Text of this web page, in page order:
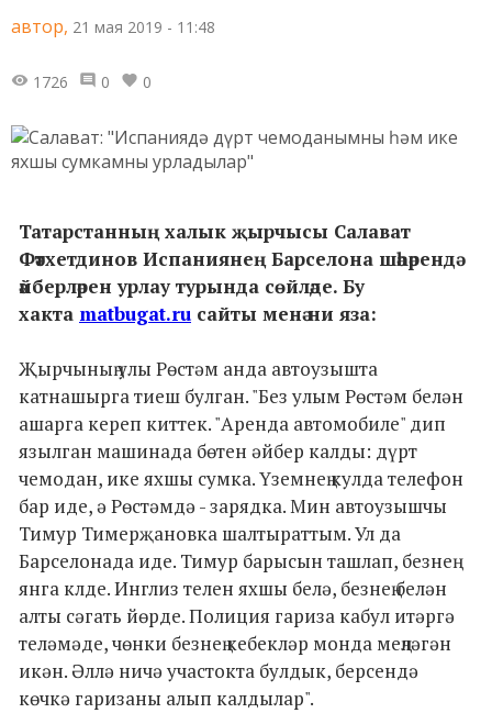
автор, 21 мая 2019 - 11:48
1726 0 0
Татарстанның халык җырчысы Салават
Фәтхетдинов Испаниянең Барселона шәһәрендә
әйберләрен урлау турында сөйләде. Бу
хакта matbugat.ru сайты менә ни яза:
Җырчының улы Рөстәм анда автоузышта
катнашырга тиеш булган. "Без улым Рөстәм белән
ашарга кереп киттек. "Аренда автомобиле" дип
язылган машинада бөтен әйбер калды: дүрт
чемодан, ике яхшы сумка. Үземнең кулда телефон
бар иде, ә Рөстәмдә - зарядка. Мин автоузышчы
Тимур Тимерҗановка шалтыраттым. Ул да
Барселонада иде. Тимур барысын ташлап, безнең
янга клде. Инглиз телен яхшы белә, безнең белән
алты сәгать йөрде. Полиция гариза кабул итәргә
теләмәде, чөнки безнең кебекләр монда меңләгән
икән. Әллә ничә участокта булдык, берсендә
көчкә гаризаны алып калдылар".